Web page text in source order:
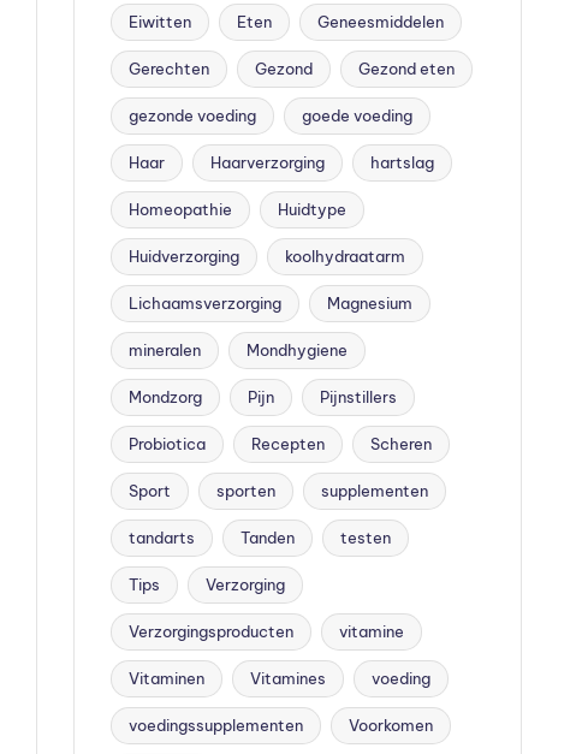
Eiwitten Eten Geneesmiddelen
Gerechten Gezond Gezond eten
gezonde voeding goede voeding
Haar Haarverzorging hartslag
Homeopathie Huidtype
Huidverzorging koolhydraatarm
Lichaamsverzorging Magnesium
mineralen Mondhygiene
Mondzorg Pijn Pijnstillers
Probiotica Recepten Scheren
Sport sporten supplementen
tandarts Tanden testen
Tips Verzorging
Verzorgingsproducten vitamine
Vitaminen Vitamines voeding
voedingssupplementen Voorkomen